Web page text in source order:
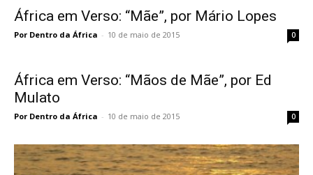
África em Verso: “Mãe”, por Mário Lopes
Por Dentro da África - 10 de maio de 2015 0
África em Verso: “Mãos de Mãe”, por Ed
Mulato
Por Dentro da África - 10 de maio de 2015 0